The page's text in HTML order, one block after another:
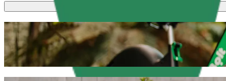
სკუტერები ან ელექტრო-
გადაადგილდი ოლშტინი-ში სკუტერით ან ელექტრო-
გადმოწერე Bolt